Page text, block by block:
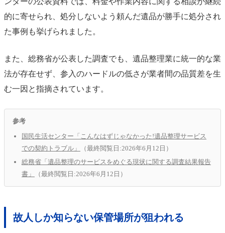
的に寄せられ、処分しないよう頼んだ遺品が勝手に処分され
た事例も挙げられました。
また、総務省が公表した調査でも、遺品整理業に統一的な業
法が存在せず、参入のハードルの低さが業者間の品質差を生
む一因と指摘されています。
参考
国民生活センター「こんなはずじゃなかった!遺品整理サービス
での契約トラブル」
（最終閲覧日:2026年6月12日）
総務省「遺品整理のサービスをめぐる現状に関する調査結果報告
書」
（最終閲覧日:2026年6月12日）
故人しか知らない保管場所が狙われる